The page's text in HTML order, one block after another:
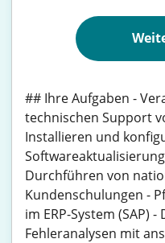
## Ihre Aufgaben -
technischen Support
Installieren und
Durchführen von
Kundenschulungen -
im ERP-System (SAP)
Fehleranalysen mit